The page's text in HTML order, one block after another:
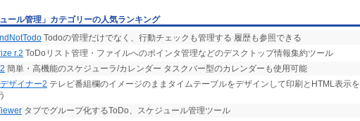
ュール管理」カテゴリーの人気ランキング
Todoの管理だけでなく、行動チェックも管理する 履歴も参照できる
r.2 ToDoリスト管理・ファイルへのポインタ管理などのデスクトップ情報集約ツール
簡単・高機能のスケジューラ/カレンダー タスクバー型のカレンダーも使用可能
ザイナー2 テレビ番組欄のイメージのままタイムテーブルをデザインして印刷とHTML表示を
タブでグループ化するToDo、スケジュール管理ツール